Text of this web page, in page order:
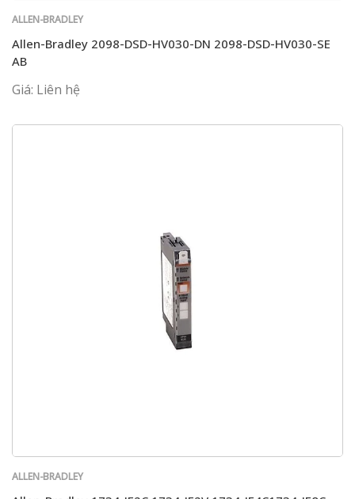
ALLEN-BRADLEY
Allen-Bradley 2098-DSD-HV030-DN 2098-DSD-HV030-SE
AB
Giá: Liên hệ
ALLEN-BRADLEY